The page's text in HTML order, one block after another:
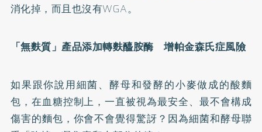
消化掉，而且也沒有WGA。
「無麩質」產品添加轉麩醯胺酶 增帕金森氏症風險
如果跟你說用細菌、酵母和發酵的小麥做成的酸麵
包，在血糖控制上，一直被視為最安全、最不會構成
傷害的麵包，你會不會覺得驚訝？因為細菌和酵母聯